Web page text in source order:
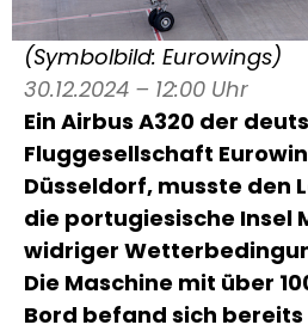
(Symbolbild: Eurowings)
30.12.2024 – 12:00 Uhr
Ein Airbus A320 der
Fluggesellschaft
Düsseldorf, musste den
die portugiesische Insel
widriger
Die Maschine mit über
Bord befand sich